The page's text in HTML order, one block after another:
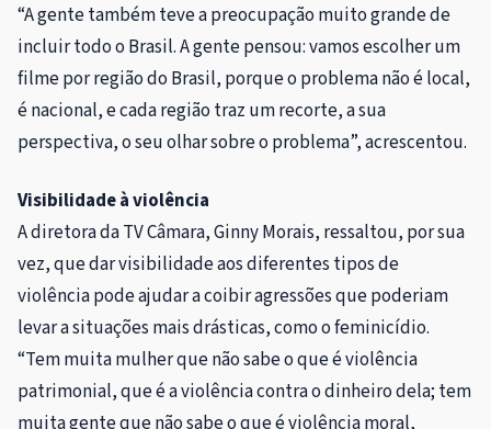
“A gente também teve a preocupação muito grande de
incluir todo o Brasil. A gente pensou: vamos escolher um
filme por região do Brasil, porque o problema não é local,
é nacional, e cada região traz um recorte, a sua
perspectiva, o seu olhar sobre o problema”, acrescentou.
Visibilidade à violência
A diretora da TV Câmara, Ginny Morais, ressaltou, por sua
vez, que dar visibilidade aos diferentes tipos de
violência pode ajudar a coibir agressões que poderiam
levar a situações mais drásticas, como o feminicídio.
“Tem muita mulher que não sabe o que é violência
patrimonial, que é a violência contra o dinheiro dela; tem
muita gente que não sabe o que é violência moral,